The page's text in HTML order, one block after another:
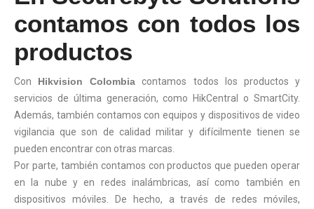
contamos con todos los
productos
Con Hikvision Colombia contamos todos los productos y
servicios de última generación, como HikCentral o SmartCity.
Además, también contamos con equipos y dispositivos de video
vigilancia que son de calidad militar y difícilmente tienen se
pueden encontrar con otras marcas.
Por parte, también contamos con productos que pueden operar
en la nube y en redes inalámbricas, así como también en
dispositivos móviles. De hecho, a través de redes móviles,